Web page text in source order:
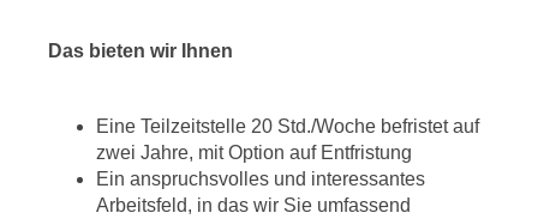
Das bieten wir Ihnen
Eine Teilzeitstelle 20 Std./Woche befristet auf
zwei Jahre, mit Option auf Entfristung
Ein anspruchsvolles und interessantes
Arbeitsfeld, in das wir Sie umfassend